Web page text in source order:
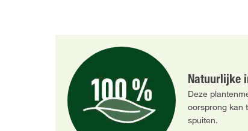
Natuurlijke
Deze
oorsprong kan
spuiten.